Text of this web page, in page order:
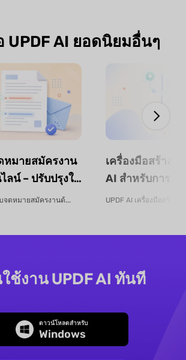
UPDF AI ยอดนิยมอื่นๆ
หมายสมัครงาน
ลน์ – ปรับปรุงใบ
คุณ | UPDF AI
จดหมายสมัครงานด้...
เครื่องมือสร้างห
AI สำหรับการว
การออกแบบหลั
UPDF AI เครื่องมือสร้างห
ช้งาน UPDF AI ทันที
ดาวน์โหลดสำหรับ
Windows